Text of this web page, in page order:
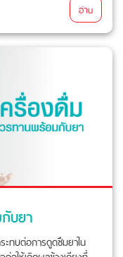
อ่าน
บยา
ทบต่อการดูดซึมยาใน